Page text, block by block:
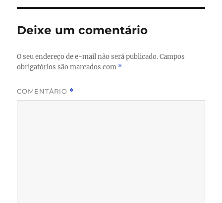
o
o
p
p
Deixe um comentário
O seu endereço de e-mail não será publicado. Campos
obrigatórios são marcados com *
COMENTÁRIO *